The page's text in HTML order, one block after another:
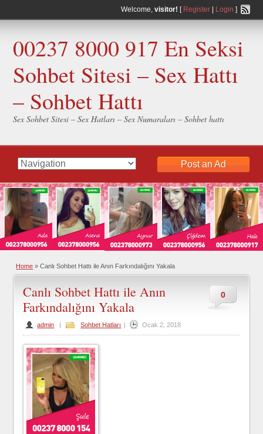
Welcome, visitor! [ Register| Login ]
00237 8000 917 En Seksi
Sohbet Sitesi – Sex Hattı
– Sohbet Hattı
Sex Sohbet Sitesi – Sex Hatları – Sex Numaraları – Sohbet hattı
Post an Ad
Home » Canlı Sohbet Hattı ile Anın Farkındalığını Yakala
0
Canlı Sohbet Hattı ile Anın
Farkındalığını Yakala
admin | Sohbet Hatları | Ocak 2, 2018